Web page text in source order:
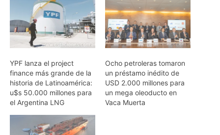
YPF lanza el project
finance más grande de la
historia de Latinoamérica:
u$s 50.000 millones para
el Argentina LNG
Ocho petroleras tomaron
un préstamo inédito de
USD 2.000 millones para
un mega oleoducto en
Vaca Muerta